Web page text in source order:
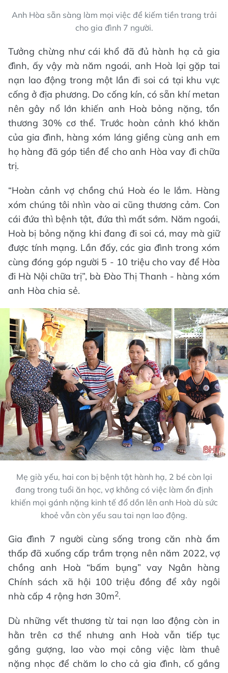
Anh Hòa sẵn sàng làm mọi việc để kiếm tiền trang trải
cho gia đình 7 người.
Tưởng chừng như cái khổ đã đủ hành hạ cả gia
đình, ấy vậy mà năm ngoái, anh Hoà lại gặp tai
nạn lao động trong một lần đi soi cá tại khu vực
cống ở địa phương. Do cống kín, có sẵn khí metan
nên gây nổ lớn khiến anh Hoà bỏng nặng, tổn
thương 30% cơ thể. Trước hoàn cảnh khó khăn
của gia đình, hàng xóm láng giềng cùng anh em
họ hàng đã góp tiền để cho anh Hòa vay đi chữa
trị.
“Hoàn cảnh vợ chồng chú Hoà éo le lắm. Hàng
xóm chúng tôi nhìn vào ai cũng thương cảm. Con
cái đứa thì bệnh tật, đứa thì mất sớm. Năm ngoái,
Hoà bị bỏng nặng khi đang đi soi cá, may mà giữ
được tính mạng. Lần đấy, các gia đình trong xóm
cùng đóng góp người 5 - 10 triệu cho vay để Hòa
đi Hà Nội chữa trị”, bà Đào Thị Thanh - hàng xóm
anh Hòa chia sẻ.
Mẹ già yếu, hai con bị bệnh tật hành hạ, 2 bé còn lại
đang trong tuổi ăn học, vợ không có việc làm ổn định
khiến mọi gánh nặng kinh tế đổ dồn lên anh Hoà dù sức
khoẻ vẫn còn yếu sau tai nạn lao động.
Gia đình 7 người cùng sống trong căn nhà ẩm
thấp đã xuống cấp trầm trọng nên năm 2022, vợ
chồng anh Hoà “bấm bụng” vay Ngân hàng
Chính sách xã hội 100 triệu đồng để xây ngôi
nhà cấp 4 rộng hơn 30m2.
Dù những vết thương từ tai nạn lao động còn in
hằn trên cơ thể nhưng anh Hoà vẫn tiếp tục
gắng gượng, lao vào mọi công việc làm thuê
nặng nhọc để chăm lo cho cả gia đình, cố gắng